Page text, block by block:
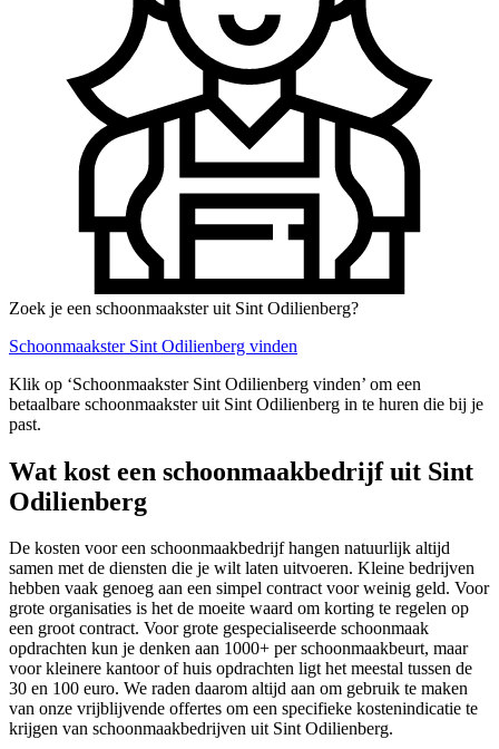
Zoek je een schoonmaakster uit Sint Odilienberg?
Schoonmaakster Sint Odilienberg vinden
Klik op ‘Schoonmaakster Sint Odilienberg vinden’ om een
betaalbare schoonmaakster uit Sint Odilienberg in te huren die bij je
past.
Wat kost een schoonmaakbedrijf uit Sint
Odilienberg
De kosten voor een schoonmaakbedrijf hangen natuurlijk altijd
samen met de diensten die je wilt laten uitvoeren. Kleine bedrijven
hebben vaak genoeg aan een simpel contract voor weinig geld. Voor
grote organisaties is het de moeite waard om korting te regelen op
een groot contract. Voor grote gespecialiseerde schoonmaak
opdrachten kun je denken aan 1000+ per schoonmaakbeurt, maar
voor kleinere kantoor of huis opdrachten ligt het meestal tussen de
30 en 100 euro. We raden daarom altijd aan om gebruik te maken
van onze vrijblijvende offertes om een specifieke kostenindicatie te
krijgen van schoonmaakbedrijven uit Sint Odilienberg.